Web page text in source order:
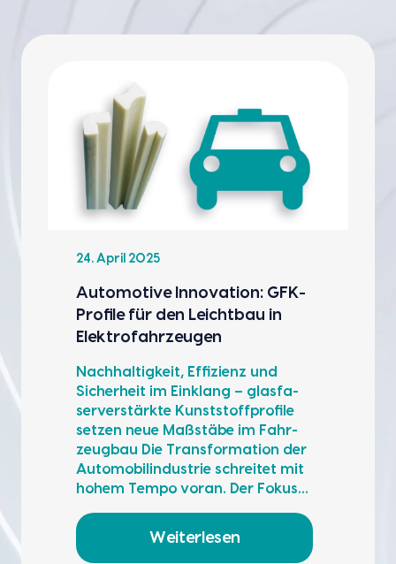
24. April 2025
Auto­mo­ti­ve Inno­va­ti­on: GFK-
Pro­fi­le für den Leicht­bau in
Elek­tro­fahr­zeu­gen
Nach­hal­tig­keit, Effi­zi­enz und
Sicher­heit im Ein­klang – glas­fa­
ser­ver­stärk­te Kunst­stoff­pro­fi­le
set­zen neue Maß­stä­be im Fahr­
zeug­bau Die Trans­for­ma­ti­on der
Auto­mo­bil­in­dus­trie schrei­tet mit
hohem Tem­po vor­an. Der Fokus…
Weiterlesen